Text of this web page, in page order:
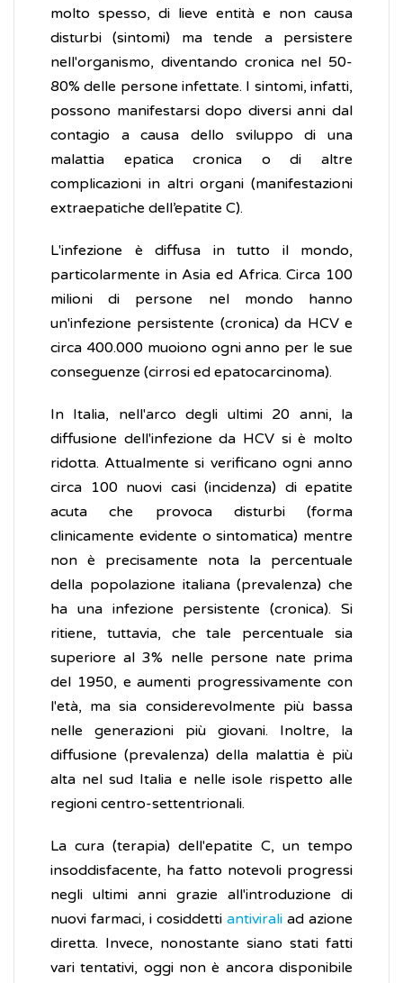
molto spesso, di lieve entità e non causa
disturbi (sintomi) ma tende a persistere
nell'organismo, diventando cronica nel 50-
80% delle persone infettate. I sintomi, infatti,
possono manifestarsi dopo diversi anni dal
contagio a causa dello sviluppo di una
malattia epatica cronica o di altre
complicazioni in altri organi (manifestazioni
extraepatiche dell’epatite C).
L'infezione è diffusa in tutto il mondo,
particolarmente in Asia ed Africa. Circa 100
milioni di persone nel mondo hanno
un'infezione persistente (cronica) da HCV e
circa 400.000 muoiono ogni anno per le sue
conseguenze (cirrosi ed epatocarcinoma).
In Italia, nell'arco degli ultimi 20 anni, la
diffusione dell'infezione da HCV si è molto
ridotta. Attualmente si verificano ogni anno
circa 100 nuovi casi (incidenza) di epatite
acuta che provoca disturbi (forma
clinicamente evidente o sintomatica) mentre
non è precisamente nota la percentuale
della popolazione italiana (prevalenza) che
ha una infezione persistente (cronica). Si
ritiene, tuttavia, che tale percentuale sia
superiore al 3% nelle persone nate prima
del 1950, e aumenti progressivamente con
l'età, ma sia considerevolmente più bassa
nelle generazioni più giovani. Inoltre, la
diffusione (prevalenza) della malattia è più
alta nel sud Italia e nelle isole rispetto alle
regioni centro-settentrionali.
La cura (terapia) dell'epatite C, un tempo
insoddisfacente, ha fatto notevoli progressi
negli ultimi anni grazie all'introduzione di
nuovi farmaci, i cosiddetti antivirali ad azione
diretta. Invece, nonostante siano stati fatti
vari tentativi, oggi non è ancora disponibile